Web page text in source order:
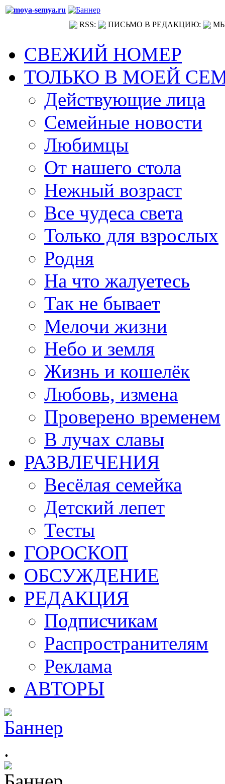
RSS: ПИСЬМО В РЕДАКЦИЮ:
СВЕЖИЙ НОМЕР
ТОЛЬКО В МОЕЙ
Действующие лица
Семейные новости
Любимцы
От нашего стола
Нежный возраст
Все чудеса света
Только для взрослых
Родня
На что жалуетесь
Так не бывает
Мелочи жизни
Небо и земля
Жизнь и кошелёк
Любовь, измена
Проверено временем
В лучах славы
РАЗВЛЕЧЕНИЯ
Весёлая семейка
Детский лепет
Тесты
ГОРОСКОП
ОБСУЖДЕНИЕ
РЕДАКЦИЯ
Подписчикам
Распространителям
Реклама
АВТОРЫ
.